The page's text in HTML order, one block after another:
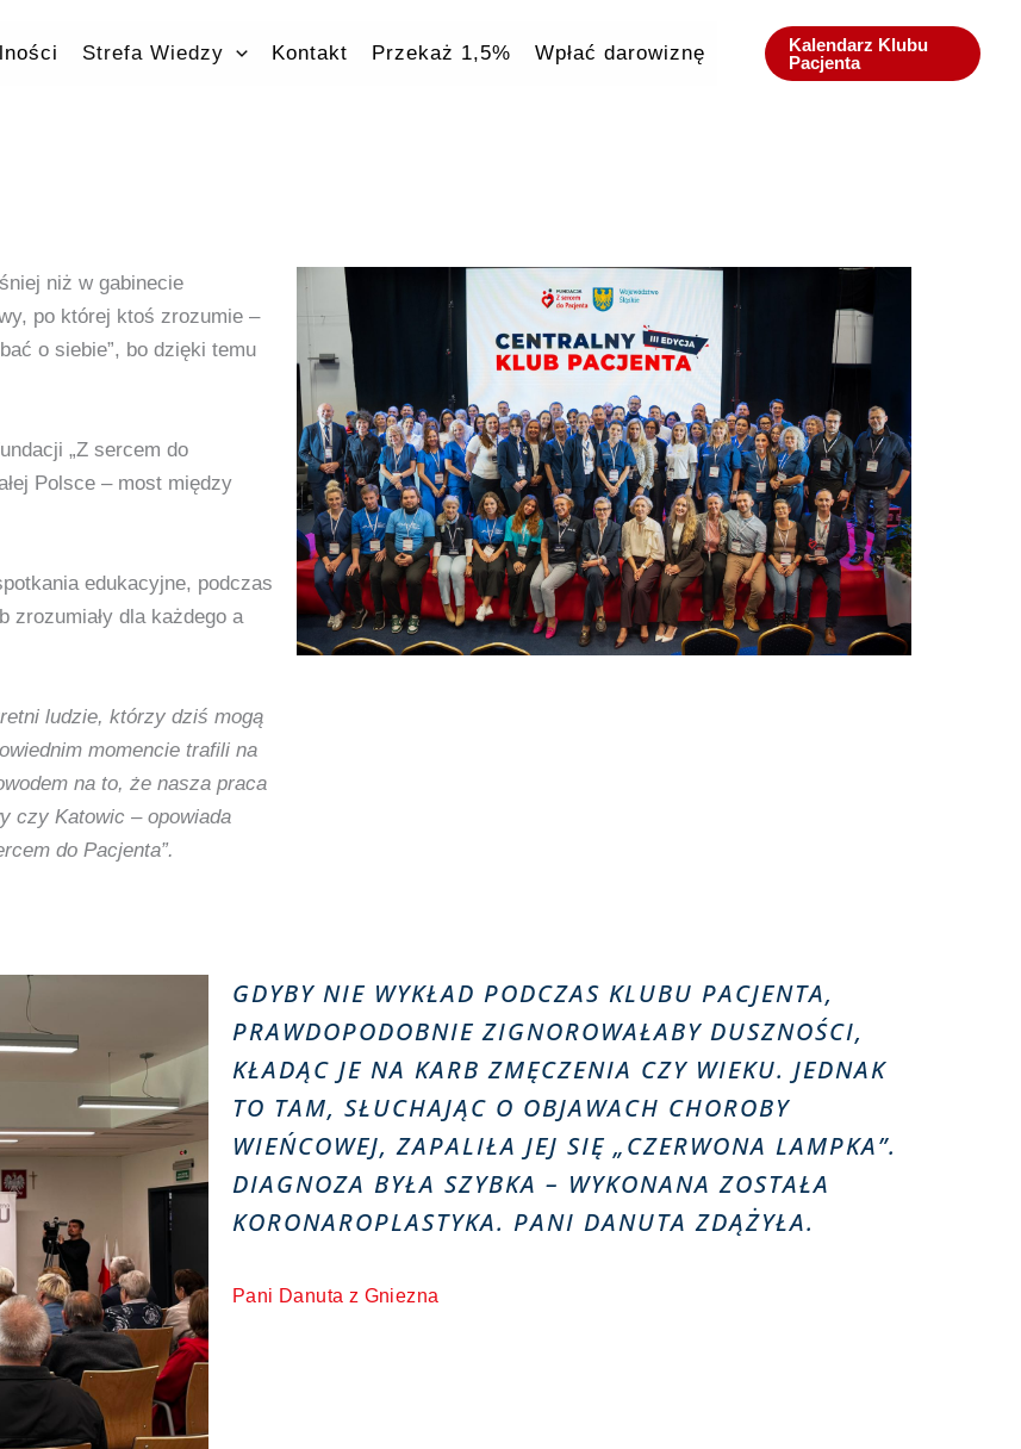
Strefa Wiedzy Kontakt Przekaż 1,5% Wpłać darowiznę
Kalendarz Klubu
Pacjenta
niż w gabinecie
po której ktoś zrozumie –
o siebie”, bo dzięki temu
„Z sercem do
Polsce – most między
edukacyjne, podczas
zrozumiały dla każdego a
ludzie, którzy dziś mogą
momencie trafili na
na to, że nasza praca
czy Katowic – opowiada
do Pacjenta”.
GDYBY NIE WYKŁAD PODCZAS KLUBU PACJENTA,
PRAWDOPODOBNIE ZIGNOROWAŁABY DUSZNOŚCI,
KŁADĄC JE NA KARB ZMĘCZENIA CZY WIEKU. JEDNAK
TO TAM, SŁUCHAJĄC O OBJAWACH CHOROBY
WIEŃCOWEJ, ZAPALIŁA JEJ SIĘ „CZERWONA LAMPKA”.
DIAGNOZA BYŁA SZYBKA – WYKONANA ZOSTAŁA
KORONAROPLASTYKA. PANI DANUTA ZDĄŻYŁA.
Pani Danuta z Gniezna